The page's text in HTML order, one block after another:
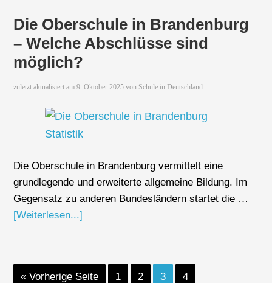
Die Oberschule in Brandenburg
– Welche Abschlüsse sind
möglich?
zuletzt aktualisiert am9. Oktober 2025 von Schule in Deutschland
Die Oberschule in Brandenburg vermittelt eine
grundlegende und erweiterte allgemeine Bildung. Im
Gegensatz zu anderen Bundesländern startet die …
[Weiterlesen...]
« Vorherige Seite 1 2 3 4